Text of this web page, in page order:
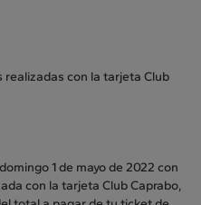
realizadas con la tarjeta Club
1 de mayo de 2022 con
con la tarjeta Club Caprabo,